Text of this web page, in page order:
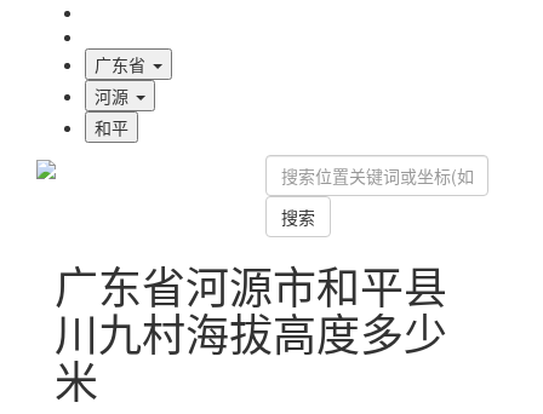
广东省
河源
和平
搜索
广东省河源市和平县
川九村海拔高度多少
米